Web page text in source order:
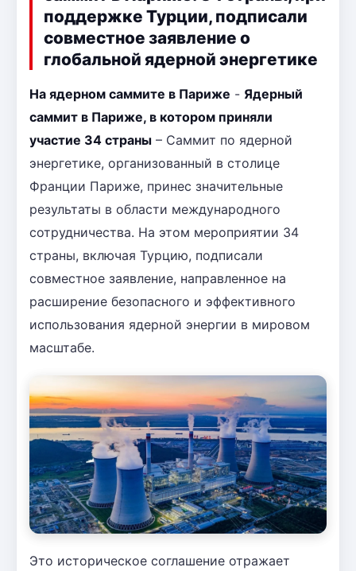
поддержке Турции, подписали
совместное заявление о
глобальной ядерной энергетике
На ядерном саммите в Париже - Ядерный
саммит в Париже, в котором приняли
участие 34 страны – Саммит по ядерной
энергетике, организованный в столице
Франции Париже, принес значительные
результаты в области международного
сотрудничества. На этом мероприятии 34
страны, включая Турцию, подписали
совместное заявление, направленное на
расширение безопасного и эффективного
использования ядерной энергии в мировом
масштабе.
Это историческое соглашение отражает